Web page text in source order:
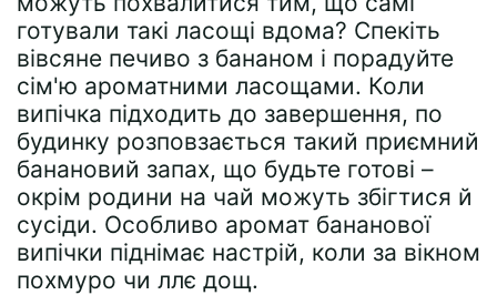
готували такі ласощі вдома? Спекіть
вівсяне печиво з бананом і порадуйте
сім'ю ароматними ласощами. Коли
випічка підходить до завершення, по
будинку розповзається такий приємний
банановий запах, що будьте готові –
окрім родини на чай можуть збігтися й
сусіди. Особливо аромат бананової
випічки піднімає настрій, коли за вікном
похмуро чи ллє дощ.